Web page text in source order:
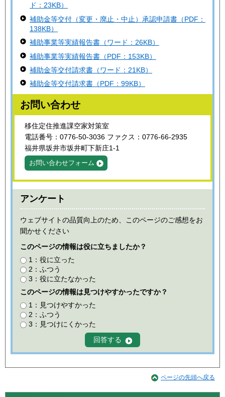
ド：23KB）
補助金等交付（変更・廃止・中止）承認申請書（PDF：
138KB）
補助事業等実績報告書（ワード：26KB）
補助事業等実績報告書（PDF：153KB）
補助金等交付請求書（ワード：21KB）
補助金等交付請求書（PDF：99KB）
お問い合わせ
移住定住推進課空家対策室
電話番号：0776-50-3036 ファクス：0776-66-2935
福井県坂井市坂井町下新庄1-1
お問い合わせフォーム
アンケート
ウェブサイトの品質向上のため、このページのご感想をお
聞かせください
このページの情報は役に立ちましたか？
1：役に立った
2：ふつう
3：役に立たなかった
このページの情報は見つけやすかったですか？
1：見つけやすかった
2：ふつう
3：見つけにくかった
ページの先頭へ戻る